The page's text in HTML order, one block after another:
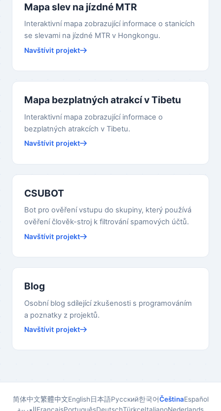
Mapa slev na jízdné MTR
Interaktivní mapa zobrazující informace o stanicích
se slevami na jízdné MTR v Hongkongu.
Navštívit projekt
Mapa bezplatných atrakcí v Tibetu
Interaktivní mapa zobrazující informace o
bezplatných atrakcích v Tibetu.
Navštívit projekt
CSUBOT
Bot pro ověření vstupu do skupiny, který používá
ověření člověk-stroj k filtrování spamových účtů.
Navštívit projekt
Blog
Osobní blog sdílející zkušenosti s programováním
a poznatky z projektů.
Navštívit projekt
简体中文繁體中文English日本語Русский한국어ČeštinaEspañol